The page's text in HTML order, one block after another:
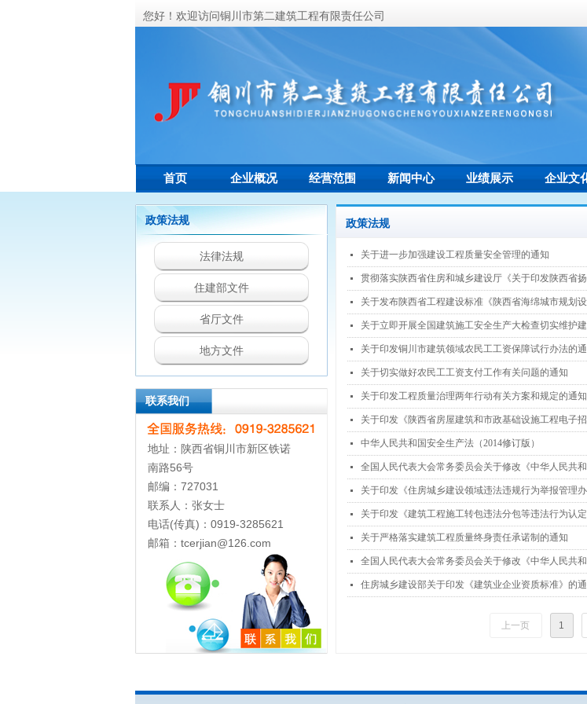
首页 企业概况 经营范围 新闻中心 业绩展示 企业文
您好！欢迎访问铜川市第二建筑工程有限责任公司
政策法规
法律法规
住建部文件
省厅文件
地方文件
联系我们
地址：陕西省铜川市新区铁诺
南路56号
邮编：727031
联系人：张女士
电话(传真)：0919-3285621
邮箱：tcerjian@126.com
联系我们
政策法规
넷 关于进一步加强建设工程质量安全管理的通知
넷 贯彻落实陕西省住房和城乡建设厅《关于印发陕西省
넷 关于发布陕西省工程建设标准《陕西省海绵城市规划
넷 关于立即开展全国建筑施工安全生产大检查切实维护
넷 关于印发铜川市建筑领域农民工工资保障试行办法的
넷 关于切实做好农民工工资支付工作有关问题的通知
넷 关于印发工程质量治理两年行动有关方案和规定的通知
넷 关于印发《陕西省房屋建筑和市政基础设施工程电子
넷 中华人民共和国安全生产法（2014修订版）
넷 全国人民代表大会常务委员会关于修改《中华人民共
넷 关于印发《住房城乡建设领域违法违规行为举报管理
넷 关于印发《建筑工程施工转包违法分包等违法行为认
넷 关于严格落实建筑工程质量终身责任承诺制的通知
넷 全国人民代表大会常务委员会关于修改《中华人民共
넷 住房城乡建设部关于印发《建筑业企业资质标准》的
上一页 1